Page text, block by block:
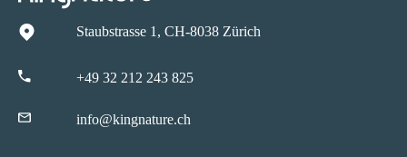
Staubstrasse 1, CH-8038 Zürich
+49 32 212 243 825
info@kingnature.ch